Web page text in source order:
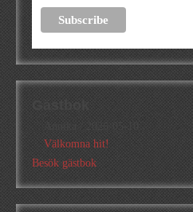
Gästbok
2026-05-10
Välkomna hit!
Besök gästbok